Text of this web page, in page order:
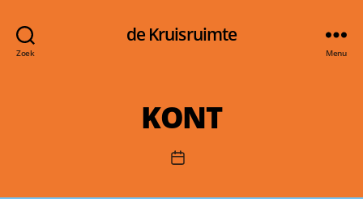
Zoek
de Kruisruimte
Menu
KONT
Berichtdatum